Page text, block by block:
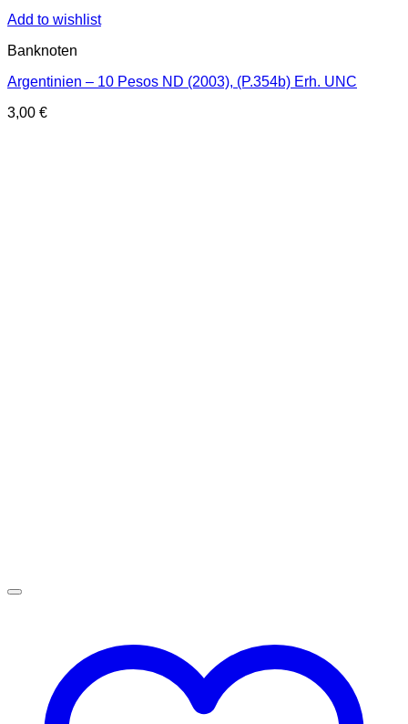
Add to wishlist
Banknoten
Argentinien – 10 Pesos ND (2003), (P.354b) Erh. UNC
3,00 €